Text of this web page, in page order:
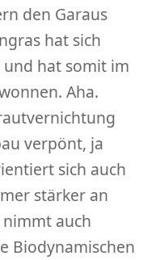
den Garaus
hat sich
hat somit im
Aha.
verpönt, ja
sich auch
stärker an
auch
Biodynamischen